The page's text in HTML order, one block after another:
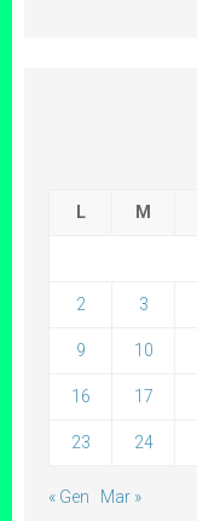
L M
2 3
9 10
16 17
23 24
« Gen Mar »